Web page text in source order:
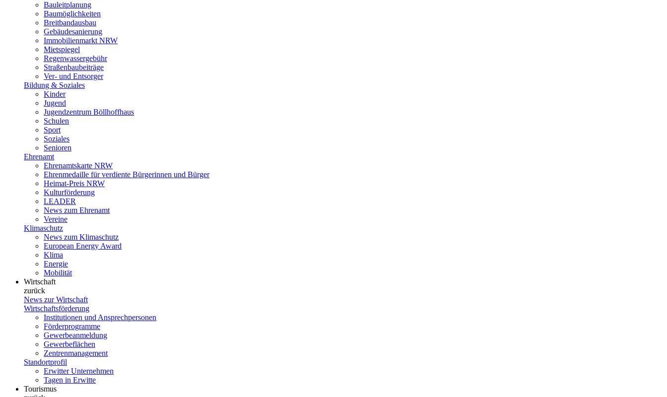
Bauleitplanung
Baumöglichkeiten
Breitbandausbau
Gebäudesanierung
Immobilienmarkt NRW
Mietspiegel
Regenwassergebühr
Straßenbaubeiträge
Ver- und Entsorger
Bildung & Soziales
Kinder
Jugend
Jugendzentrum Böllhoffhaus
Schulen
Sport
Soziales
Senioren
Ehrenamt
Ehrenamtskarte NRW
Ehrenmedaille für verdiente Bürgerinnen und Bürger
Heimat-Preis NRW
Kulturförderung
LEADER
News zum Ehrenamt
Vereine
Klimaschutz
News zum Klimaschutz
European Energy Award
Klima
Energie
Mobilität
Wirtschaft
zurück
News zur Wirtschaft
Wirtschaftsförderung
Institutionen und Ansprechpersonen
Förderprogramme
Gewerbeanmeldung
Gewerbeflächen
Zentrenmanagement
Standortprofil
Erwitter Unternehmen
Tagen in Erwitte
Tourismus